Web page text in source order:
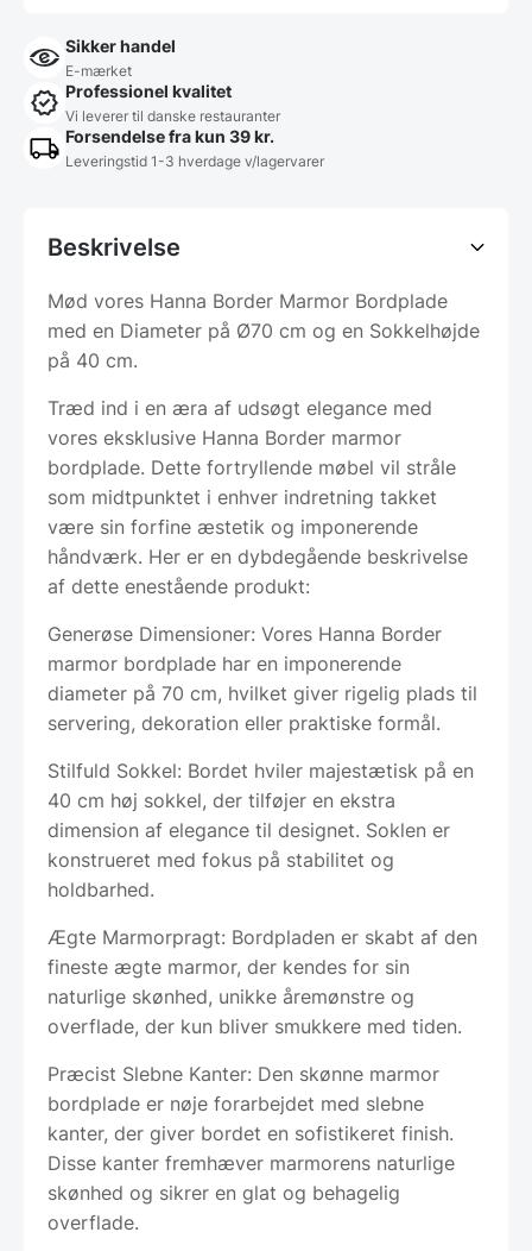
Sikker handel
E-mærket
Professionel kvalitet
Vi leverer til danske restauranter
Forsendelse fra kun 39 kr.
Leveringstid 1-3 hverdage v/lagervarer
Beskrivelse
Mød vores Hanna Border Marmor Bordplade
med en Diameter på Ø70 cm og en Sokkelhøjde
på 40 cm.
Træd ind i en æra af udsøgt elegance med
vores eksklusive Hanna Border marmor
bordplade. Dette fortryllende møbel vil stråle
som midtpunktet i enhver indretning takket
være sin forfine æstetik og imponerende
håndværk. Her er en dybdegående beskrivelse
af dette enestående produkt:
Generøse Dimensioner: Vores Hanna Border
marmor bordplade har en imponerende
diameter på 70 cm, hvilket giver rigelig plads til
servering, dekoration eller praktiske formål.
Stilfuld Sokkel: Bordet hviler majestætisk på en
40 cm høj sokkel, der tilføjer en ekstra
dimension af elegance til designet. Soklen er
konstrueret med fokus på stabilitet og
holdbarhed.
Ægte Marmorpragt: Bordpladen er skabt af den
fineste ægte marmor, der kendes for sin
naturlige skønhed, unikke åremønstre og
overflade, der kun bliver smukkere med tiden.
Præcist Slebne Kanter: Den skønne marmor
bordplade er nøje forarbejdet med slebne
kanter, der giver bordet en sofistikeret finish.
Disse kanter fremhæver marmorens naturlige
skønhed og sikrer en glat og behagelig
overflade.